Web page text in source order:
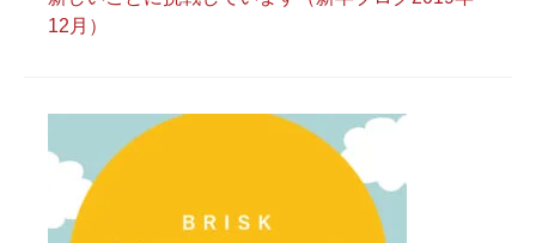
12月）